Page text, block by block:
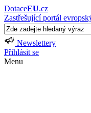
DotaceEU.cz
Zastřešující portál
Newslettery
Přihlásit se
Menu